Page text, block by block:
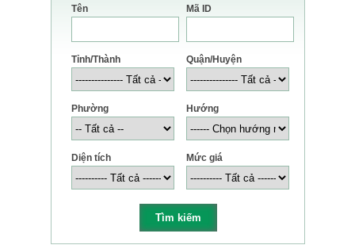
Tên Mã ID
Tỉnh/Thành Quận/Huyện
Phường Hướng
Diện tích Mức giá